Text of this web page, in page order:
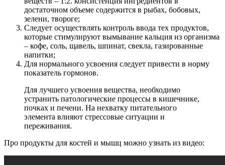
достаточном объеме содержится в рыбах, бобовых,
зелени, твороге;
Следует осуществлять контроль ввода тех продуктов,
которые стимулируют вымывание кальция из организма
– кофе, соль, щавель, шпинат, свекла, газированные
напитки;
Для нормального усвоения следует привести в норму
показатель гормонов.
Для лучшего усвоения вещества, необходимо
устранить патологические процессы в кишечнике,
почках и печени. На нехватку питательного
элемента влияют стрессовые ситуации и
переживания.
Про продукты для костей и мышц можно узнать из видео: